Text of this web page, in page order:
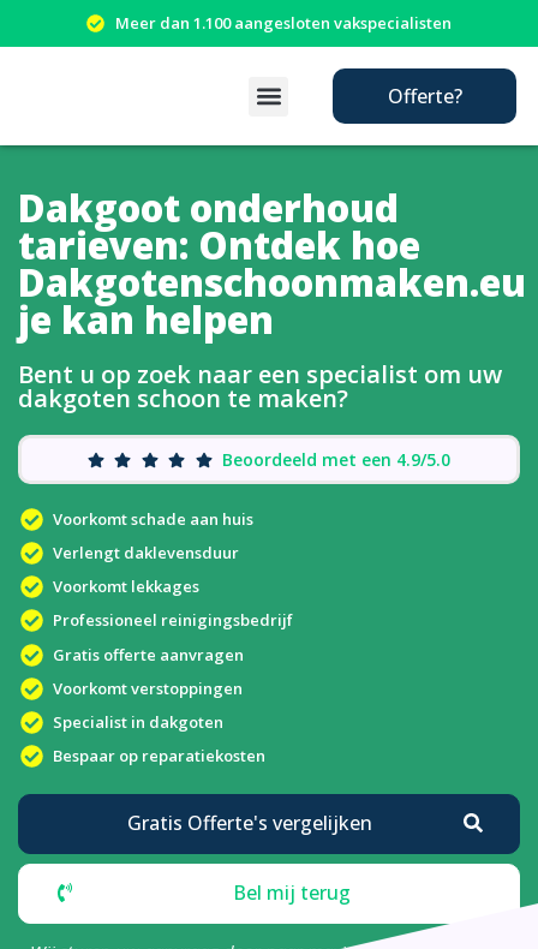
Meer dan 1.100 aangesloten vakspecialisten
Offerte?
Dakgoot onderhoud
tarieven: Ontdek hoe
Dakgotenschoonmaken.eu
je kan helpen
Bent u op zoek naar een specialist om uw
dakgoten schoon te maken?
Beoordeeld met een 4.9/5.0
Voorkomt schade aan huis
Verlengt daklevensduur
Voorkomt lekkages
Professioneel reinigingsbedrijf
Gratis offerte aanvragen
Voorkomt verstoppingen
Specialist in dakgoten
Bespaar op reparatiekosten
Gratis Offerte's vergelijken
Bel mij terug